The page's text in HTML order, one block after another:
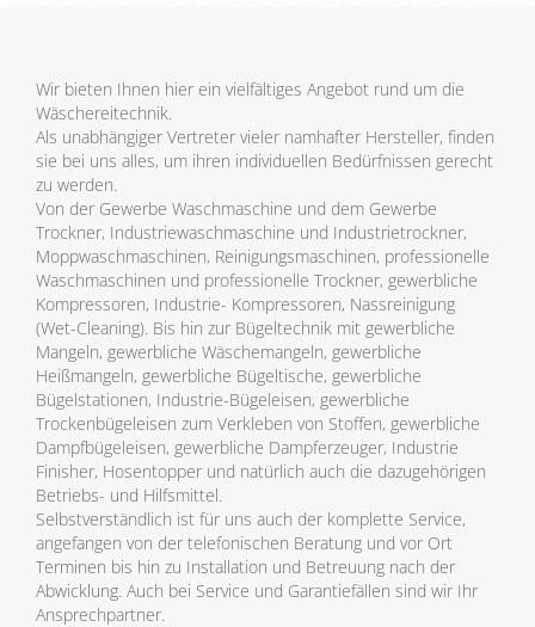
Wir bieten Ihnen hier ein vielfältiges Angebot rund um die
Wäschereitechnik.
Als unabhängiger Vertreter vieler namhafter Hersteller, finden
sie bei uns alles, um ihren individuellen Bedürfnissen gerecht
zu werden.
Von der Gewerbe Waschmaschine und dem Gewerbe
Trockner, Industriewaschmaschine und Industrietrockner,
Moppwaschmaschinen, Reinigungsmaschinen, professionelle
Waschmaschinen und professionelle Trockner, gewerbliche
Kompressoren, Industrie- Kompressoren, Nassreinigung
(Wet-Cleaning). Bis hin zur Bügeltechnik mit gewerbliche
Mangeln, gewerbliche Wäschemangeln, gewerbliche
Heißmangeln, gewerbliche Bügeltische, gewerbliche
Bügelstationen, Industrie-Bügeleisen, gewerbliche
Trockenbügeleisen zum Verkleben von Stoffen, gewerbliche
Dampfbügeleisen, gewerbliche Dampferzeuger, Industrie
Finisher, Hosentopper und natürlich auch die dazugehörigen
Betriebs- und Hilfsmittel.
Selbstverständlich ist für uns auch der komplette Service,
angefangen von der telefonischen Beratung und vor Ort
Terminen bis hin zu Installation und Betreuung nach der
Abwicklung. Auch bei Service und Garantiefällen sind wir Ihr
Ansprechpartner.